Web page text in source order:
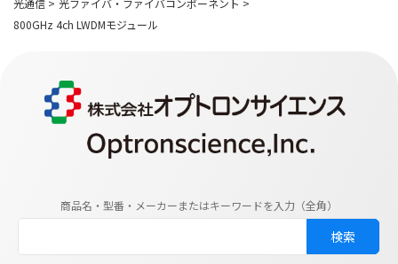
800GHz 4ch LWDMモジュール
商品名・型番・メーカーまたはキーワードを入力（全角）